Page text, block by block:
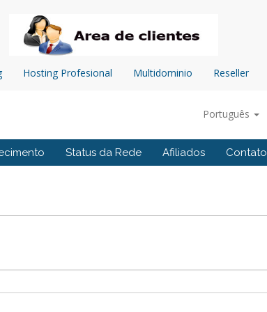
Hosting Profesional Multidominio Reseller
Português
Status da Rede Afiliados Contato